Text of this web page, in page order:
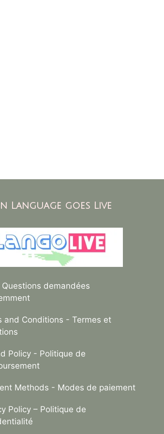
Language goes Live
demandées
and Conditions - Termes et
Policy - Politique de
Methods - Modes de paiement
Policy – Politique de